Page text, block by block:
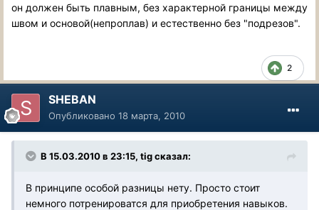
он должен быть плавным, без характерной границы между
швом и основой(непроплав) и естественно без "подрезов".
2
SHEBAN
Опубликовано 18 марта, 2010
В 15.03.2010 в 23:15, tig сказал:
В принципе особой разницы нету. Просто стоит
немного потренироватся для приобретения навыков.